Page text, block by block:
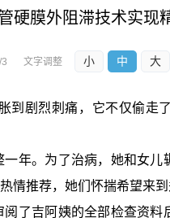
硬膜外阻滞技术实现
文字调整 小 中 大
到剧烈刺痛，它不仅偷走
年。为了治病，她和女
推荐，她们怀揣希望来到
了吉阿姨的全部检查资